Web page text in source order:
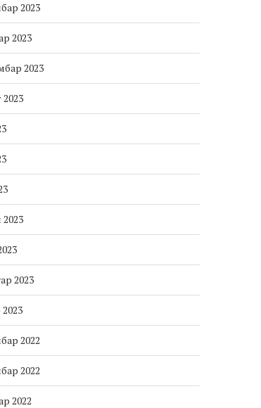
2023
2023
2023
2023
2023
2023
2022
2022
2022